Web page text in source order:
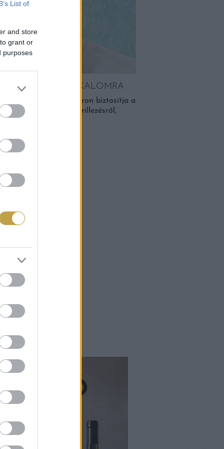
List of
and store
grant or
purposes
NYÁRI ALKALOMRA
kedvezményes áron biztosítja a
szó fröccsözésről, grillezésről,